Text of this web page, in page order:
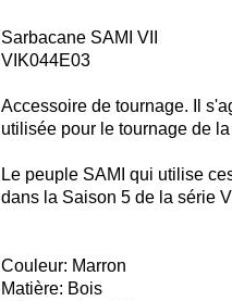
Sarbacane SAMI VII
VIK044E03
Accessoire de tournage. Il
utilisée pour le tournage de
Le peuple SAMI qui utilise
dans la Saison 5 de la série
Couleur: Marron
Matière: Bois